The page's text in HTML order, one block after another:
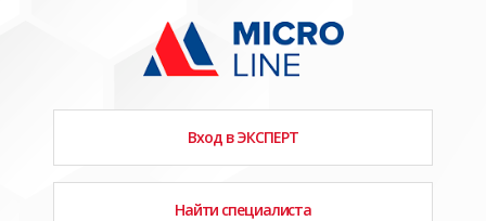
Вход в ЭКСПЕРТ
Найти специалиста